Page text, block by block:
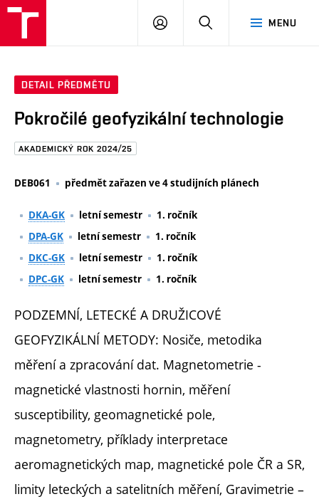
Brno
MENU
PŘIHLÁSIT
DETAIL PŘEDMĚTU
Pokročilé geofyzikální technologie
AKADEMICKÝ ROK 2024/25
DEB061 předmět zařazen ve 4 studijních plánech
DKA-GK letní semestr
1. ročník
DPA-GK
letní semestr
1. ročník
DKC-GK
letní semestr
1. ročník
DPC-GK
letní semestr 1. ročník
PODZEMNÍ, LETECKÉ A DRUŽICOVÉ
GEOFYZIKÁLNÍ METODY: Nosiče, metodika
měření a zpracování dat. Magnetometrie -
magnetické vlastnosti hornin, měření
susceptibility, geomagnetické pole,
magnetometry, příklady interpretace
aeromagnetických map, magnetické pole ČR a SR,
limity leteckých a satelitních měření, Gravimetrie –